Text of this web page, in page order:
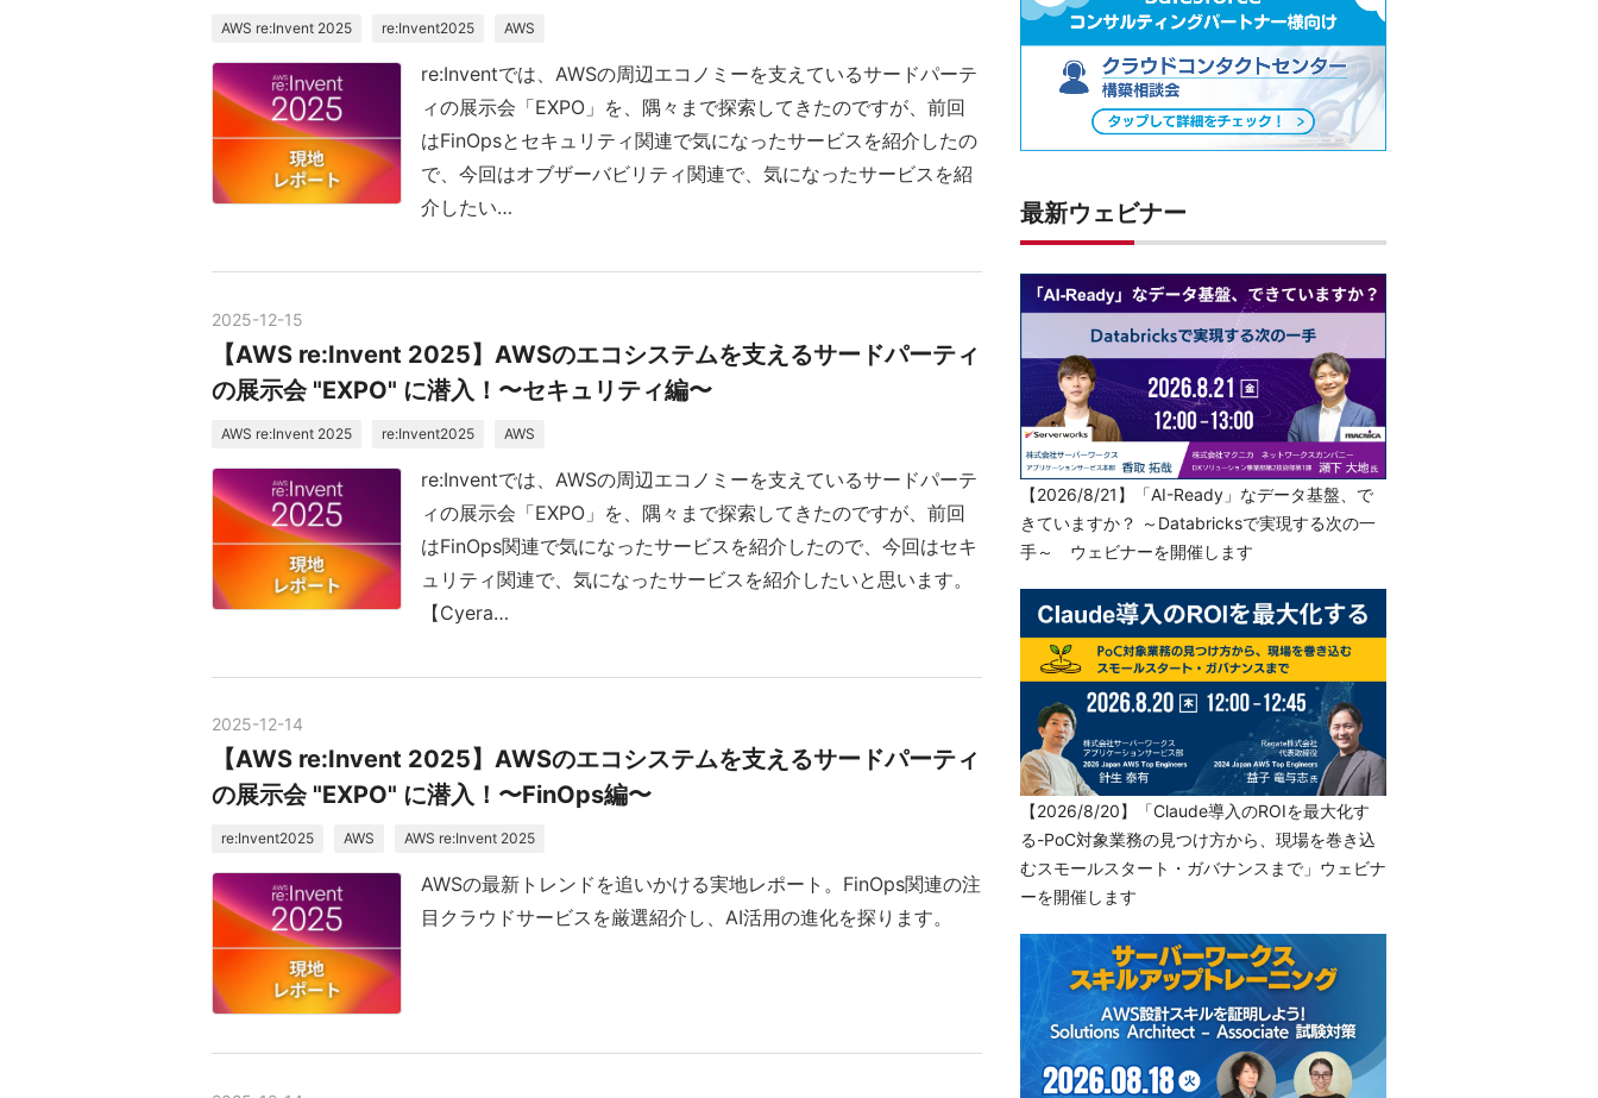
AWS re:Invent 2025 re:Invent2025 AWS
re:Inventでは、AWSの周辺エコノミーを支えているサードパーテ
ィの展示会「EXPO」を、隅々まで探索してきたのですが、前回
はFinOpsとセキュリティ関連で気になったサービスを紹介したの
で、今回はオブザーバビリティ関連で、気になったサービスを紹
介したい…
2025-12-15
【AWS re:Invent 2025】AWSのエコシステムを支えるサードパーティ
の展示会 "EXPO" に潜入！〜セキュリティ編〜
AWS re:Invent 2025 re:Invent2025 AWS
re:Inventでは、AWSの周辺エコノミーを支えているサードパーテ
ィの展示会「EXPO」を、隅々まで探索してきたのですが、前回
はFinOps関連で気になったサービスを紹介したので、今回はセキ
ュリティ関連で、気になったサービスを紹介したいと思います。
【Cyera…
2025-12-14
【AWS re:Invent 2025】AWSのエコシステムを支えるサードパーティ
の展示会 "EXPO" に潜入！〜FinOps編〜
re:Invent2025 AWS AWS re:Invent 2025
AWSの最新トレンドを追いかける実地レポート。FinOps関連の注
目クラウドサービスを厳選紹介し、AI活用の進化を探ります。
最新ウェビナー